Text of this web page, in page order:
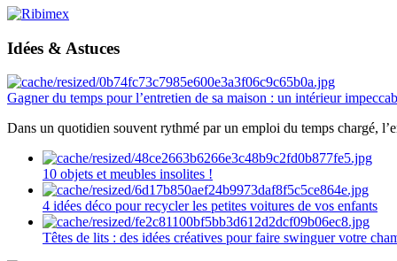
Idées & Astuces
Gagner du temps pour l’entretien de sa maison : un intérieur
Dans un quotidien souvent rythmé par un emploi du temps chargé,
10 objets et meubles insolites !
4 idées déco pour recycler les petites voitures de vos enfants
Têtes de lits : des idées créatives pour faire swinguer votre